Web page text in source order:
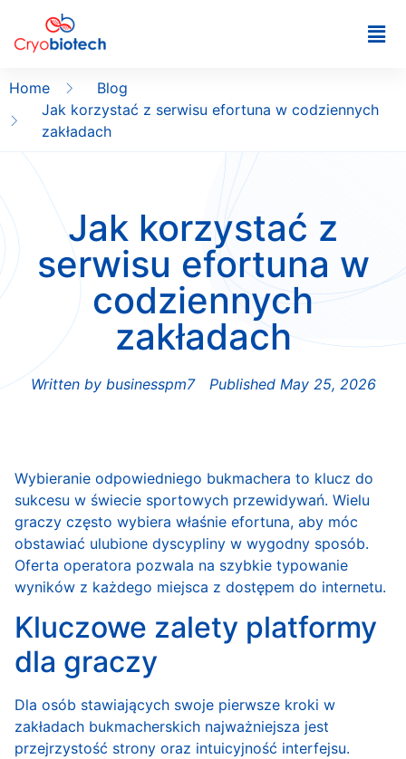
Home
Blog
Jak korzystać z serwisu efortuna w codziennych
zakładach
Jak korzystać z
serwisu efortuna w
codziennych
zakładach
Written bybusinesspm7 PublishedMay 25, 2026
Wybieranie odpowiedniego bukmachera to klucz do
sukcesu w świecie sportowych przewidywań. Wielu
graczy często wybiera właśnie efortuna, aby móc
obstawiać ulubione dyscypliny w wygodny sposób.
Oferta operatora pozwala na szybkie typowanie
wyników z każdego miejsca z dostępem do internetu.
Kluczowe zalety platformy
dla graczy
Dla osób stawiających swoje pierwsze kroki w
zakładach bukmacherskich najważniejsza jest
przejrzystość strony oraz intuicyjność interfejsu.